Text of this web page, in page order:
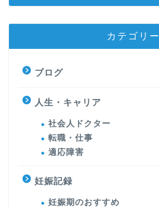
カテゴリー
ブログ
人生・キャリア
社会人ドクター
転職・仕事
適応障害
妊娠記録
妊娠期のおすすめ